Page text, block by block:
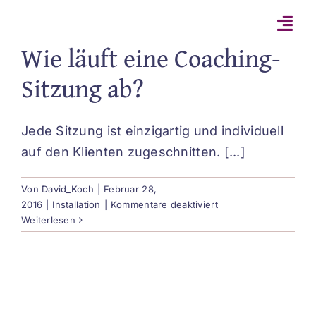
springen
Wie läuft eine Coaching-
Sitzung ab?
Jede Sitzung ist einzigartig und individuell
auf den Klienten zugeschnitten. [...]
Von David_Koch
Februar 28,
2016
Installation Kommentare deaktiviertfür
läuft
Weiterlesen